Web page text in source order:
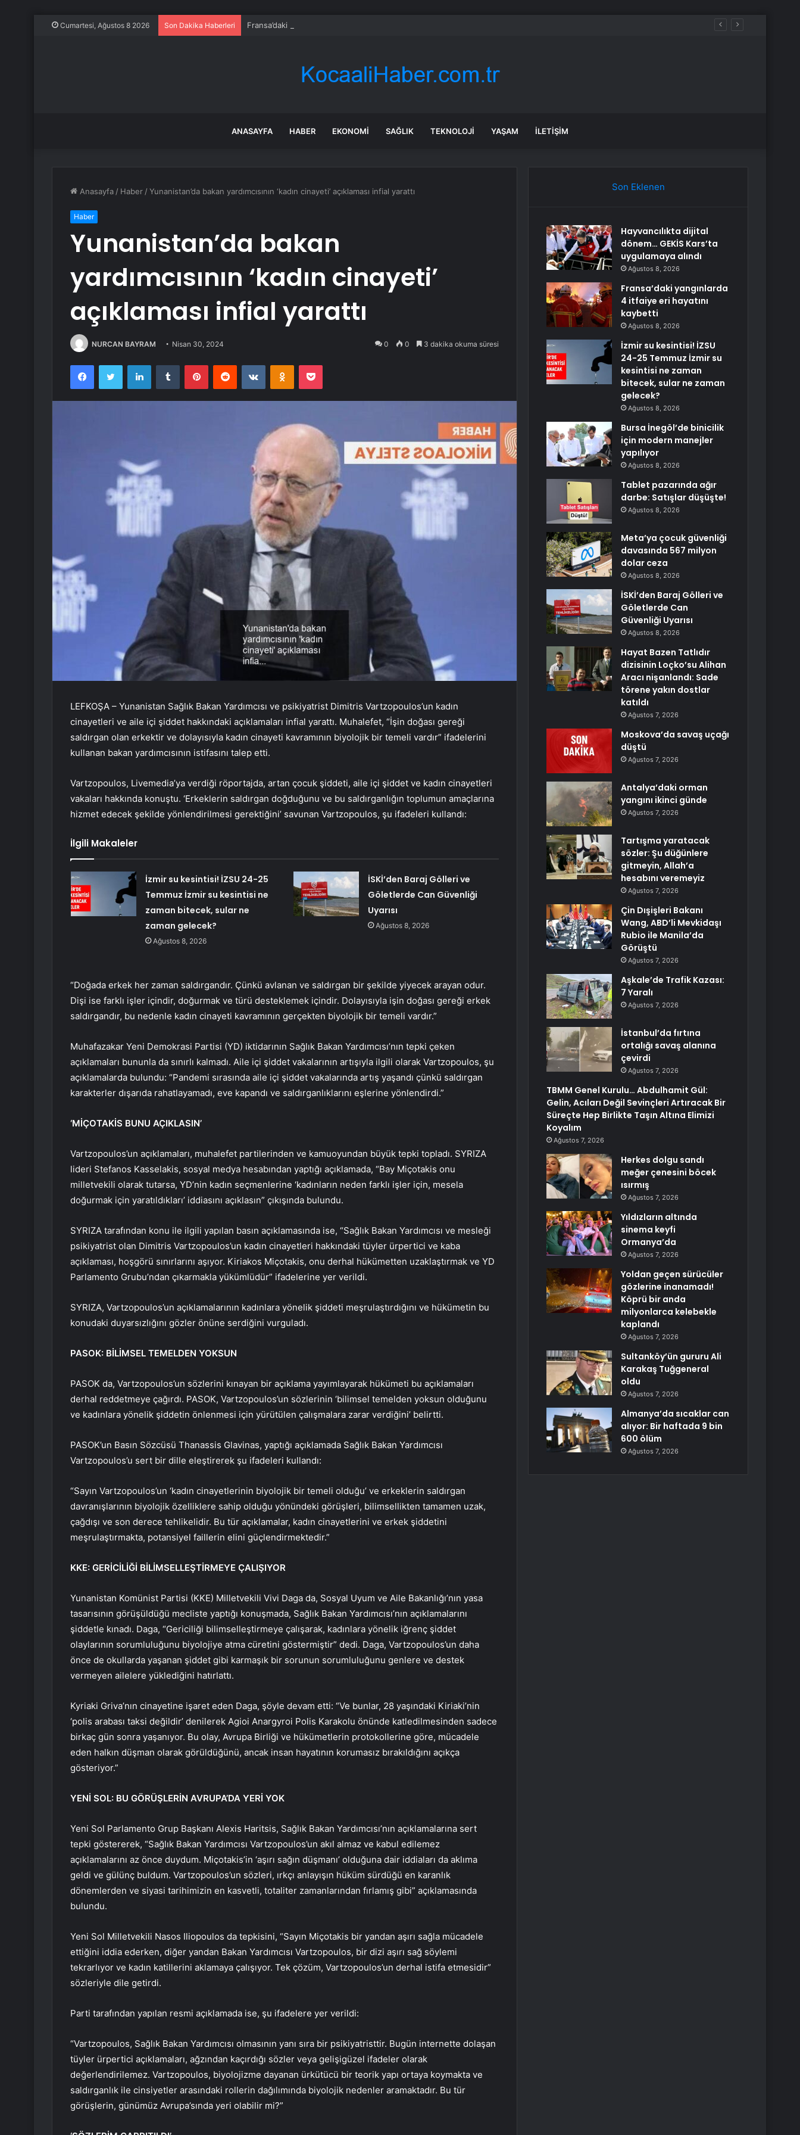
Cumartesi, Ağustos 8 2026 Son Dakika Haberleri Fransa’daki yangınlarda 4 itfaiye eri hayatını kaybetti
ANASAYFA HABER EKONOMI SAĞLIK TEKNOLOJI YAŞAM İLETIŞIM
Anasayfa / Haber /Yunanistan’da bakan yardımcısının ‘kadın cinayeti’ açıklaması infial yarattı
Haber
Yunanistan’da bakan
yardımcısının ‘kadın cinayeti’
açıklaması infial yarattı
NURCAN BAYRAM Nisan 30, 2024 0 0 3 dakika okuma süresi
FacebookTwitter LinkedInTumblr PinterestReddit VKontakteOdnoklassniki
Pocket
LEFKOŞA – Yunanistan Sağlık Bakan Yardımcısı ve psikiyatrist Dimitris Vartzopoulos’un kadın
cinayetleri ve aile içi şiddet hakkındaki açıklamaları infial yarattı. Muhalefet, “İşin doğası gereği
saldırgan olan erkektir ve dolayısıyla kadın cinayeti kavramının biyolojik bir temeli vardır” ifadelerini
kullanan bakan yardımcısının istifasını talep etti.
Vartzopoulos, Livemedia’ya verdiği röportajda, artan çocuk şiddeti, aile içi şiddet ve kadın cinayetleri
vakaları hakkında konuştu. ‘Erkeklerin saldırgan doğduğunu ve bu saldırganlığın toplumun amaçlarına
hizmet edecek şekilde yönlendirilmesi gerektiğini’ savunan Vartzopoulos, şu ifadeleri kullandı:
İlgili Makaleler
İzmir su kesintisi! İZSU 24-25
Temmuz İzmir su kesintisi ne
zaman bitecek, sular ne
zaman gelecek?
Ağustos 8, 2026
İSKİ’den Baraj Gölleri ve
Göletlerde Can Güvenliği
Uyarısı
Ağustos 8, 2026
“Doğada erkek her zaman saldırgandır. Çünkü avlanan ve saldırgan bir şekilde yiyecek arayan odur.
Dişi ise farklı işler içindir, doğurmak ve türü desteklemek içindir. Dolayısıyla işin doğası gereği erkek
saldırgandır, bu nedenle kadın cinayeti kavramının gerçekten biyolojik bir temeli vardır.”
Muhafazakar Yeni Demokrasi Partisi (YD) iktidarının Sağlık Bakan Yardımcısı’nın tepki çeken
açıklamaları bununla da sınırlı kalmadı. Aile içi şiddet vakalarının artışıyla ilgili olarak Vartzopoulos, şu
açıklamalarda bulundu: “Pandemi sırasında aile içi şiddet vakalarında artış yaşandı çünkü saldırgan
karakterler dışarıda rahatlayamadı, eve kapandı ve saldırganlıklarını eşlerine yönlendirdi.”
‘MİÇOTAKİS BUNU AÇIKLASIN’
Vartzopoulos’un açıklamaları, muhalefet partilerinden ve kamuoyundan büyük tepki topladı. SYRIZA
lideri Stefanos Kasselakis, sosyal medya hesabından yaptığı açıklamada, “Bay Miçotakis onu
milletvekili olarak tutarsa, YD’nin kadın seçmenlerine ‘kadınların neden farklı işler için, mesela
doğurmak için yaratıldıkları’ iddiasını açıklasın” çıkışında bulundu.
SYRIZA tarafından konu ile ilgili yapılan basın açıklamasında ise, “Sağlık Bakan Yardımcısı ve mesleği
psikiyatrist olan Dimitris Vartzopoulos’un kadın cinayetleri hakkındaki tüyler ürpertici ve kaba
açıklaması, hoşgörü sınırlarını aşıyor. Kiriakos Miçotakis, onu derhal hükümetten uzaklaştırmak ve YD
Parlamento Grubu’ndan çıkarmakla yükümlüdür” ifadelerine yer verildi.
SYRIZA, Vartzopoulos’un açıklamalarının kadınlara yönelik şiddeti meşrulaştırdığını ve hükümetin bu
konudaki duyarsızlığını gözler önüne serdiğini vurguladı.
PASOK: BİLİMSEL TEMELDEN YOKSUN
PASOK da, Vartzopoulos’un sözlerini kınayan bir açıklama yayımlayarak hükümeti bu açıklamaları
derhal reddetmeye çağırdı. PASOK, Vartzopoulos’un sözlerinin ‘bilimsel temelden yoksun olduğunu
ve kadınlara yönelik şiddetin önlenmesi için yürütülen çalışmalara zarar verdiğini’ belirtti.
PASOK’un Basın Sözcüsü Thanassis Glavinas, yaptığı açıklamada Sağlık Bakan Yardımcısı
Vartzopoulos’u sert bir dille eleştirerek şu ifadeleri kullandı:
“Sayın Vartzopoulos’un ‘kadın cinayetlerinin biyolojik bir temeli olduğu’ ve erkeklerin saldırgan
davranışlarının biyolojik özelliklere sahip olduğu yönündeki görüşleri, bilimsellikten tamamen uzak,
çağdışı ve son derece tehlikelidir. Bu tür açıklamalar, kadın cinayetlerini ve erkek şiddetini
meşrulaştırmakta, potansiyel faillerin elini güçlendirmektedir.”
KKE: GERİCİLİĞİ BİLİMSELLEŞTİRMEYE ÇALIŞIYOR
Yunanistan Komünist Partisi (KKE) Milletvekili Vivi Daga da, Sosyal Uyum ve Aile Bakanlığı’nın yasa
tasarısının görüşüldüğü mecliste yaptığı konuşmada, Sağlık Bakan Yardımcısı’nın açıklamalarını
şiddetle kınadı. Daga, “Gericiliği bilimselleştirmeye çalışarak, kadınlara yönelik iğrenç şiddet
olaylarının sorumluluğunu biyolojiye atma cüretini göstermiştir” dedi. Daga, Vartzopoulos’un daha
önce de okullarda yaşanan şiddet gibi karmaşık bir sorunun sorumluluğunu genlere ve destek
vermeyen ailelere yüklediğini hatırlattı.
Kyriaki Griva’nın cinayetine işaret eden Daga, şöyle devam etti: “Ve bunlar, 28 yaşındaki Kiriaki’nin
‘polis arabası taksi değildir’ denilerek Agioi Anargyroi Polis Karakolu önünde katledilmesinden sadece
birkaç gün sonra yaşanıyor. Bu olay, Avrupa Birliği ve hükümetlerin protokollerine göre, mücadele
eden halkın düşman olarak görüldüğünü, ancak insan hayatının korumasız bırakıldığını açıkça
gösteriyor.”
YENİ SOL: BU GÖRÜŞLERİN AVRUPA’DA YERİ YOK
Yeni Sol Parlamento Grup Başkanı Alexis Haritsis, Sağlık Bakan Yardımcısı’nın açıklamalarına sert
tepki göstererek, “Sağlık Bakan Yardımcısı Vartzopoulos’un akıl almaz ve kabul edilemez
açıklamalarını az önce duydum. Miçotakis’in ‘aşırı sağın düşmanı’ olduğuna dair iddiaları da aklıma
geldi ve gülünç buldum. Vartzopoulos’un sözleri, ırkçı anlayışın hüküm sürdüğü en karanlık
dönemlerden ve siyasi tarihimizin en kasvetli, totaliter zamanlarından fırlamış gibi” açıklamasında
bulundu.
Yeni Sol Milletvekili Nasos Iliopoulos da tepkisini, “Sayın Miçotakis bir yandan aşırı sağla mücadele
ettiğini iddia ederken, diğer yandan Bakan Yardımcısı Vartzopoulos, bir dizi aşırı sağ söylemi
tekrarlıyor ve kadın katillerini aklamaya çalışıyor. Tek çözüm, Vartzopoulos’un derhal istifa etmesidir”
sözleriyle dile getirdi.
Parti tarafından yapılan resmi açıklamada ise, şu ifadelere yer verildi:
“Vartzopoulos, Sağlık Bakan Yardımcısı olmasının yanı sıra bir psikiyatristtir. Bugün internette dolaşan
tüyler ürpertici açıklamaları, ağzından kaçırdığı sözler veya gelişigüzel ifadeler olarak
değerlendirilemez. Vartzopoulos, biyolojizme dayanan ürkütücü bir teorik yapı ortaya koymakta ve
saldırganlık ile cinsiyetler arasındaki rollerin dağılımında biyolojik nedenler aramaktadır. Bu tür
görüşlerin, günümüz Avrupa’sında yeri olabilir mi?”
Son Eklenen
Hayvancılıkta dijital
dönem… GEKİS Kars’ta
uygulamaya alındı
Ağustos 8, 2026
Fransa’daki yangınlarda
4 itfaiye eri hayatını
kaybetti
Ağustos 8, 2026
İzmir su kesintisi! İZSU
24-25 Temmuz İzmir su
kesintisi ne zaman
bitecek, sular ne zaman
gelecek?
Ağustos 8, 2026
Bursa İnegöl’de binicilik
için modern manejler
yapılıyor
Ağustos 8, 2026
Tablet pazarında ağır
darbe: Satışlar düşüşte!
Ağustos 8, 2026
Meta’ya çocuk güvenliği
davasında 567 milyon
dolar ceza
Ağustos 8, 2026
İSKİ’den Baraj Gölleri ve
Göletlerde Can
Güvenliği Uyarısı
Ağustos 8, 2026
Hayat Bazen Tatlıdır
dizisinin Loçko’su Alihan
Aracı nişanlandı: Sade
törene yakın dostlar
katıldı
Ağustos 7, 2026
Moskova’da savaş uçağı
düştü
Ağustos 7, 2026
Antalya’daki orman
yangını ikinci günde
Ağustos 7, 2026
Tartışma yaratacak
sözler: Şu düğünlere
gitmeyin, Allah’a
hesabını veremeyiz
Ağustos 7, 2026
Çin Dışişleri Bakanı
Wang, ABD’li Mevkidaşı
Rubio ile Manila’da
Görüştü
Ağustos 7, 2026
Aşkale’de Trafik Kazası:
7 Yaralı
Ağustos 7, 2026
İstanbul’da fırtına
ortalığı savaş alanına
çevirdi
Ağustos 7, 2026
TBMM Genel Kurulu… Abdulhamit Gül:
Gelin, Acıları Değil Sevinçleri Artıracak Bir
Süreçte Hep Birlikte Taşın Altına Elimizi
Koyalım
Ağustos 7, 2026
Herkes dolgu sandı
meğer çenesini böcek
ısırmış
Ağustos 7, 2026
Yıldızların altında
sinema keyfi
Ormanya’da
Ağustos 7, 2026
Yoldan geçen sürücüler
gözlerine inanamadı!
Köprü bir anda
milyonlarca kelebekle
kaplandı
Ağustos 7, 2026
Sultanköy’ün gururu Ali
Karakaş Tuğgeneral
oldu
Ağustos 7, 2026
Almanya’da sıcaklar can
alıyor: Bir haftada 9 bin
600 ölüm
Ağustos 7, 2026